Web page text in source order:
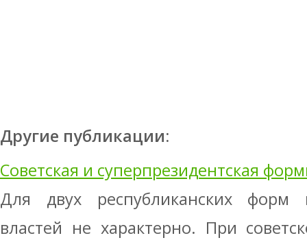
Другие публикации:
Советская и суперпрезидентская
Для двух республиканских форм
властей не характерно. При